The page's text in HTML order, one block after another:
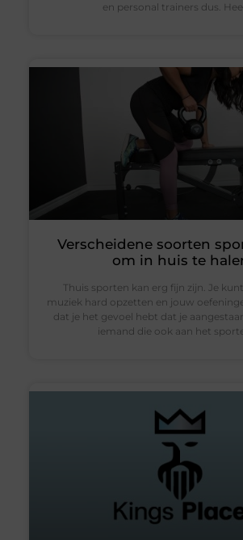
en personal trainers dus.
Verscheidene soorten
om in huis te
Thuis sporten kan erg fijn zijn. Je
muziek hard opzetten en jouw
dat je het gevoel hebt dat je
iemand die ook aan het